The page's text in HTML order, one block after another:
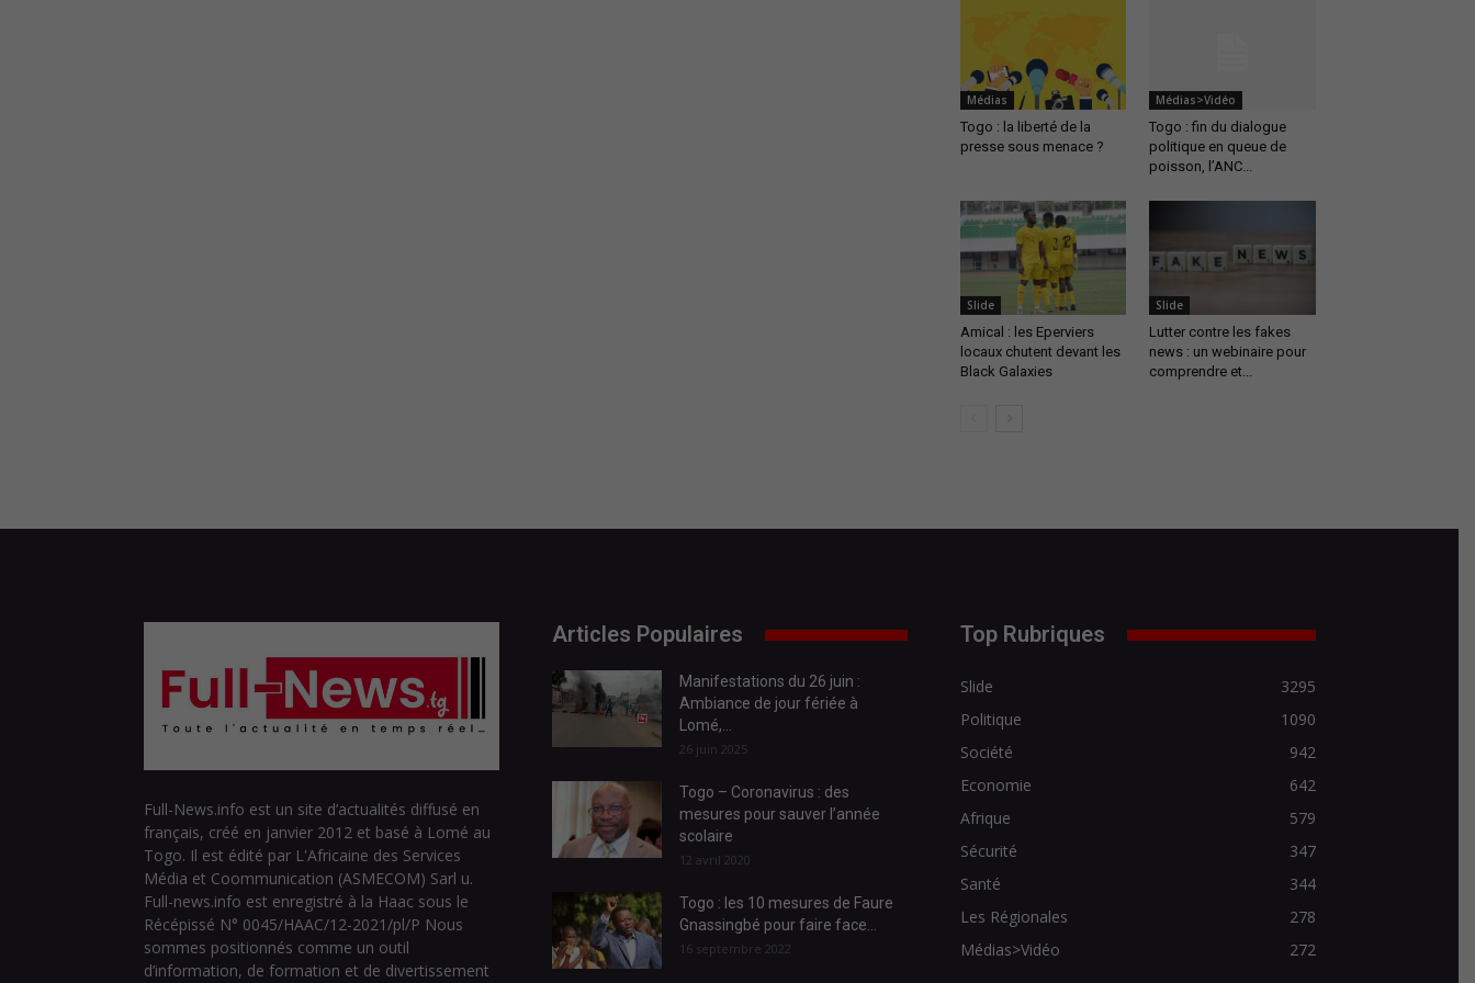
Médias
Togo : la liberté de la
presse sous menace ?
Médias>Vidéo
Togo : fin du dialogue
politique en queue de
poisson, l’ANC...
Slide
Amical : les Eperviers
locaux chutent devant les
Black Galaxies
Slide
Lutter contre les fakes
news : un webinaire pour
comprendre et...
Full-News.info est un site d’actualités diffusé en
français, créé en janvier 2012 et basé à Lomé au
Togo. Il est édité par L'Africaine des Services
Média et Coommunication (ASMECOM) Sarl u.
Full-news.info est enregistré à la Haac sous le
Récépissé N° 0045/HAAC/12-2021/pl/P Nous
sommes positionnés comme un outil
d’information, de formation et de divertissement
Articles Populaires
Manifestations du 26 juin :
Ambiance de jour fériée à
Lomé,...
26 juin 2025
Togo – Coronavirus : des
mesures pour sauver l’année
scolaire
12 avril 2020
Togo : les 10 mesures de Faure
Gnassingbé pour faire face...
16 septembre 2022
Top Rubriques
Slide
3295
Politique
1090
Société
942
Economie
642
Afrique
579
Sécurité
347
Santé
344
Les Régionales
278
Médias>Vidéo
272